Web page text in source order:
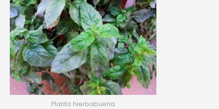
Planta hierbabuena